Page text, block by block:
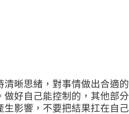
晰思緒，對事情做出合適的
好自己能控制的，其他部分
影響，不要把結果扛在自己